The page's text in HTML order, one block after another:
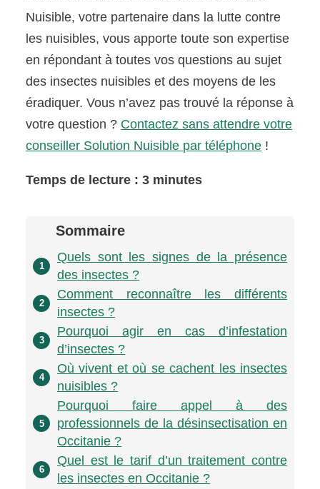
Nuisible, votre partenaire dans la lutte contre
les nuisibles, vous apporte toute son expertise
en répondant à toutes vos questions au sujet
des insectes nuisibles et des moyens de les
éradiquer. Vous n’avez pas trouvé la réponse à
votre question ? Contactez sans attendre votre
conseiller Solution Nuisible par téléphone !
Temps de lecture : 3 minutes
Sommaire
1
Quels sont les signes de la présence
des insectes ?
2
Comment reconnaître les différents
insectes ?
3
Pourquoi agir en cas d’infestation
d’insectes ?
4
Où vivent et où se cachent les insectes
nuisibles ?
5
Pourquoi faire appel à des
professionnels de la désinsectisation en
Occitanie ?
6
Quel est le tarif d’un traitement contre
les insectes en Occitanie ?